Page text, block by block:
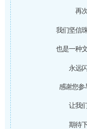
再
我们坚信
也是一种
永远
感谢您参
让我
期待